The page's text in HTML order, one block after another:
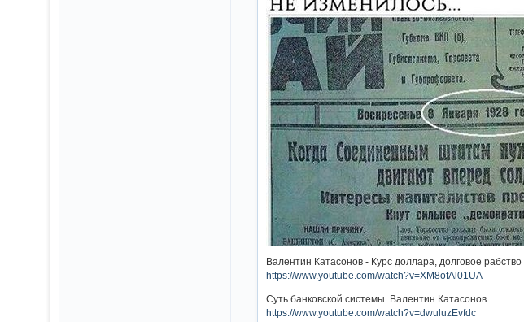
Валентин Катасонов - Курс доллара, долговое
https://www.youtube.com/watch?v=XM8ofAl01UA
Суть банковской системы. Валентин Катасонов
https://www.youtube.com/watch?v=dwuluzEvfdc